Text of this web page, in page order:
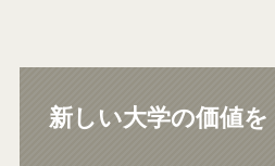
新しい大学の価値を